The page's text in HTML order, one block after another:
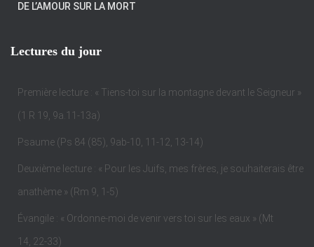
DE L’AMOUR SUR LA MORT
Lectures du jour
Première lecture : « Tiens-toi sur la montagne devant le Seigneur »
(1 R 19, 9a.11-13a)
Psaume (Ps 84 (85), 9ab-10, 11-12, 13-14)
Deuxième lecture : « Pour les Juifs, mes frères, je souhaiterais être
anathème » (Rm 9, 1-5)
Évangile : « Ordonne-moi de venir vers toi sur les eaux » (Mt
14, 22-33)